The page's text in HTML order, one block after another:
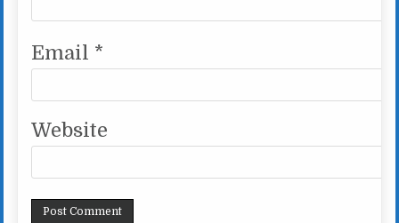
Email *
Website